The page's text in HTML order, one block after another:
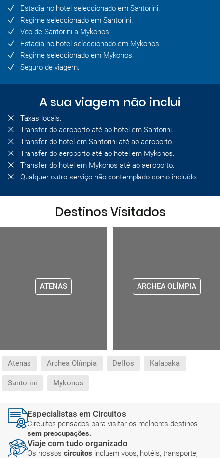
Estadia no hotel seleccionado em Santorini.
Regime seleccionado em Santorini.
Voo de Santorini a Mykonos.
Estadia no hotel seleccionado em Mykonos.
Regime seleccionado em Mykonos.
Seguro de viagem.
A sua viagem não inclui
Taxas locais.
Transfer do aeroporto até ao hotel em Santorini.
Transfer do hotel em Santorini até ao aeroporto.
Transfer do aeroporto até ao hotel em Mykonos.
Transfer do hotel em Mykonos até ao aeroporto.
Qualquer outro serviço não contemplado como incluído.
Destinos Visitados
ATENAS ARCHEA OLÍMPIA
Atenas Archea Olímpia Delfos Kalabaka
Santorini Mykonos
Especialistas em Circuitos
Circuitos pensados para visitar os melhores destinos
sem preocupações.
Viaje com tudo organizado
Os nossos circuitos incluem voos, hotéis, transporte,